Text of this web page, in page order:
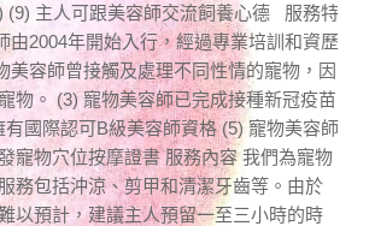
(9) 主人可跟美容師交流飼養心德 服務特
由2004年開始入行，經過專業培訓和資歷
美容師曾接觸及處理不同性情的寵物，因
物。 (3) 寵物美容師已完成接種新冠疫苗
有國際認可B級美容師資格 (5) 寵物美容師
寵物穴位按摩證書 服務內容 我們為寵物
務包括沖涼、剪甲和清潔牙齒等。由於
以預計，建議主人預留一至三小時的時